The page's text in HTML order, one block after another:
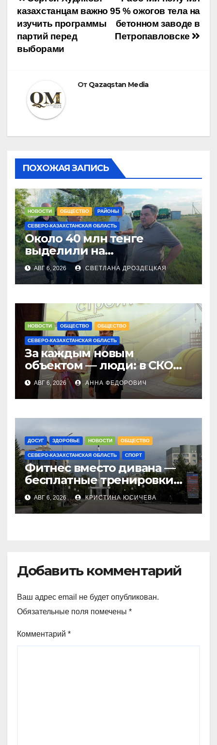
по
записям
95 % ожогов тела на
бетонном заводе в
Петропавловске
казахстанцам важно
изучить программы
партий перед
выборами
От Qazaqstan Media
ПОХОЖАЯ ЗАПИСЬ
НОВОСТИ ОБЩЕСТВО РАЙОНЫ
СЕВЕРО-КАЗАХСТАНСКАЯ ОБЛАСТЬ
Около 40 млн тенге
выделили на
модернизацию котельных
в городе Тайынше
АВГ 6, 2026 СВЕТЛАНА ДРОЗДЕЦКАЯ
НОВОСТИ ОБЩЕСТВО ОБЩЕСТВО
СЕВЕРО-КАЗАХСТАНСКАЯ ОБЛАСТЬ
За каждым новым
объектом — люди: в СКО
чествовали строителей
АВГ 6, 2026 АННА ФЕДОРОВИЧ
ДОСУГ ЗДОРОВЬЕ НОВОСТИ ОБЩЕСТВО
СЕВЕРО-КАЗАХСТАНСКАЯ ОБЛАСТЬ СПОРТ
Фитнес вместо дивана —
бесплатные тренировки
запускают в
Петропавловске
АВГ 6, 2026 КРИСТИНА ЮСИЧЕВА
Добавить комментарий
Ваш адрес email не будет опубликован.
Обязательные поля помечены *
Комментарий *